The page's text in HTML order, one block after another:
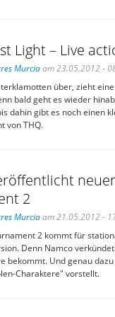
Light – Live
Murciaam 23.05.2012 -
über, zieht
bald geht es wieder
dahin gibt es noch einen
von THQ.
2
Murciaam 21.05.2012 -
2 kommt für
Denn Namco
bekommt. Und genau
Charaktere" vorstellt.